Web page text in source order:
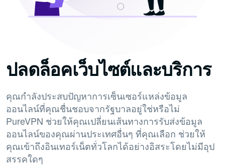
ปลดล็อคเว็บไซต์และบริการ
คุณกำลังประสบปัญหาการเซ็นเซอร์แหล่งข้อมูล
ออนไลน์ที่คุณชื่นชอบจากรัฐบาลอยู่ใช่หรือไม่
PureVPN ช่วยให้คุณเปลี่ยนเส้นทางการรับส่งข้อมูล
ออนไลน์ของคุณผ่านประเทศอื่นๆ ที่คุณเลือก ช่วยให้
คุณเข้าถึงอินเทอร์เน็ตทั่วโลกได้อย่างอิสระโดยไม่มีอุป
สรรคใดๆ